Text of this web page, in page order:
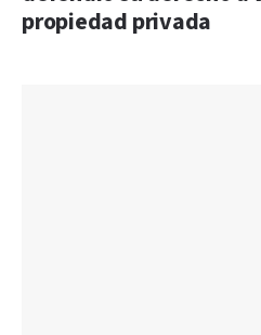
propiedad privada